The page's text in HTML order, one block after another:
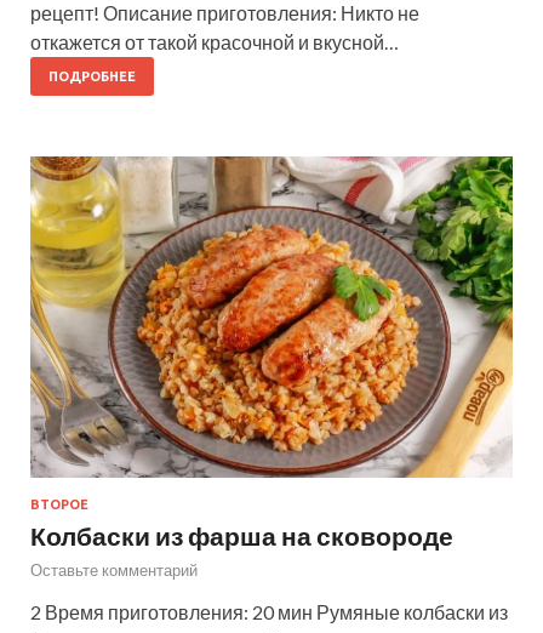
рецепт! Описание приготовления: Никто не
откажется от такой красочной и вкусной…
ПОДРОБНЕЕ
ВТОРОЕ
Колбаски из фарша на сковороде
Оставьте комментарий
2 Время приготовления: 20 мин Румяные колбаски из